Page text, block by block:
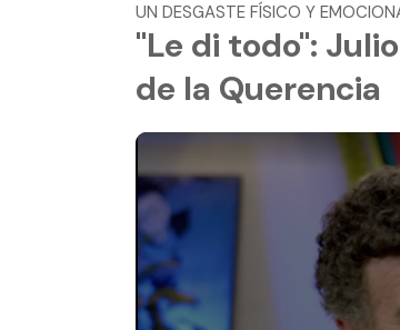
UN DESGASTE FÍSICO Y
"Le di todo":
de la Querencia